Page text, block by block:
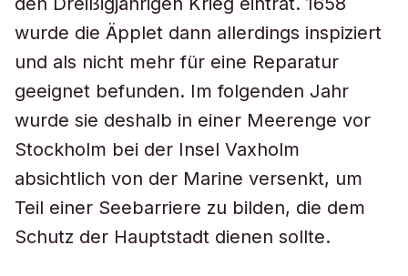
wurde die Äpplet dann allerdings inspiziert
und als nicht mehr für eine Reparatur
geeignet befunden. Im folgenden Jahr
wurde sie deshalb in einer Meerenge vor
Stockholm bei der Insel Vaxholm
absichtlich von der Marine versenkt, um
Teil einer Seebarriere zu bilden, die dem
Schutz der Hauptstadt dienen sollte.